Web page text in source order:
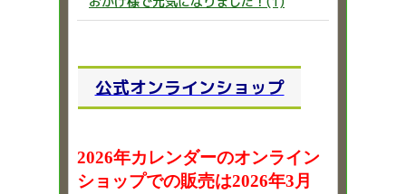
公式オンラインショップ
2026年カレンダーのオンライン
ショップでの販売は2026年3月